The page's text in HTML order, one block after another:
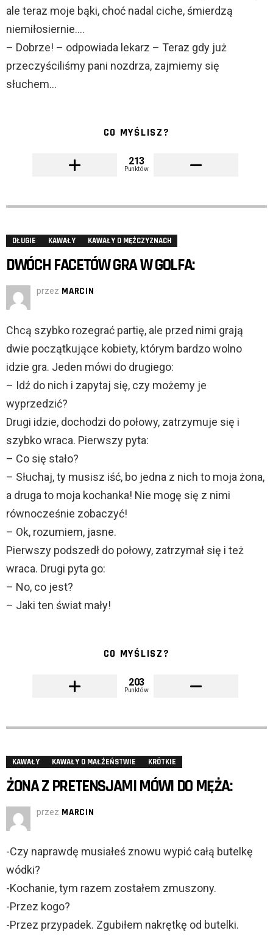
ale teraz moje bąki, choć nadal ciche, śmierdzą
niemiłosiernie….
– Dobrze! – odpowiada lekarz – Teraz gdy już
przeczyściliśmy pani nozdrza, zajmiemy się
słuchem…
CO MYŚLISZ?
213
Punktów
DŁUGIE KAWAŁY KAWAŁY O MĘŻCZYZNACH
DWÓCH FACETÓW GRA W GOLFA:
przez MARCIN
Chcą szybko rozegrać partię, ale przed nimi grają
dwie początkujące kobiety, którym bardzo wolno
idzie gra. Jeden mówi do drugiego:
– Idź do nich i zapytaj się, czy możemy je
wyprzedzić?
Drugi idzie, dochodzi do połowy, zatrzymuje się i
szybko wraca. Pierwszy pyta:
– Co się stało?
– Słuchaj, ty musisz iść, bo jedna z nich to moja żona,
a druga to moja kochanka! Nie mogę się z nimi
równocześnie zobaczyć!
– Ok, rozumiem, jasne.
Pierwszy podszedł do połowy, zatrzymał się i też
wraca. Drugi pyta go:
– No, co jest?
– Jaki ten świat mały!
CO MYŚLISZ?
203
Punktów
KAWAŁY KAWAŁY O MAŁŻEŃSTWIE KRÓTKIE
ŻONA Z PRETENSJAMI MÓWI DO MĘŻA:
przez MARCIN
-Czy naprawdę musiałeś znowu wypić całą butelkę
wódki?
-Kochanie, tym razem zostałem zmuszony.
-Przez kogo?
-Przez przypadek. Zgubiłem nakrętkę od butelki.